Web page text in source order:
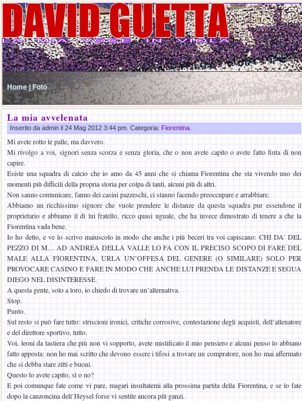
Home | Foto
La mia avvelenata
Inserito da admin il 24 Mag 2012 3:44 pm. Categoria: Fiorentina
Mi avete rotto le palle, ma davvero.
Mi rivolgo a voi, signori senza scorza e senza gloria, che o non avete capito o avete fatto finta di non
capire.
Esiste una squadra di calcio che io amo da 45 anni che si chiama Fiorentina che sta vivendo uno dei
momenti più difficili della propria storia per colpa di tanti, alcuni più di altri.
Non sanno comunicare, fanno dei casini pazzeschi, ci stanno facendo preoccupare e arrabbiare.
Abbiamo un ricchissimo signore che vuole prendere le distanze da questa squadra pur essendone il
proprietario e abbiamo il di lui fratello, ricco quasi uguale, che ha invece dimostrato di tenere a che la
Fiorentina vada bene.
Io ho detto, e ve lo scrivo maiuscolo in modo che anche i più beceri tra voi capiscano: CHI DA’ DEL
PEZZO DI M… AD ANDREA DELLA VALLE LO FA CON IL PRECISO SCOPO DI FARE DEL
MALE ALLA FIORENTINA, URLA UN’OFFESA DEL GENERE (O SIMILARE) SOLO PER
PROVOCARE CASINO E FARE IN MODO CHE ANCHE LUI PRENDA LE DISTANZE E SEGUA
DIEGO NEL DISINTERESSE.
A questa gente, solo a loro, io chiedo di trovare un’alternativa.
Stop.
Punto.
Sul resto si può fare tutto: striscioni ironici, critiche corrosive, contestazione degli acquisti, dell’allenatore
e del direttore sportivo, tutto.
Voi, leoni da tastiera che più non vi sopporto, avete mistificato il mio pensiero e alcuni penso lo abbiano
fatto apposta: non ho mai scritto che devono essere i tifosi a trovare un compratore, non ho mai affermato
che si debba stare zitti e buoni.
Questo lo avete capito, sì o no?
E poi comunque fate come vi pare, magari insultatemi alla prossima partita della Fiorentina, e se lo fate
dopo la canzoncina dell’Heysel forse vi sentite ancora più ganzi.